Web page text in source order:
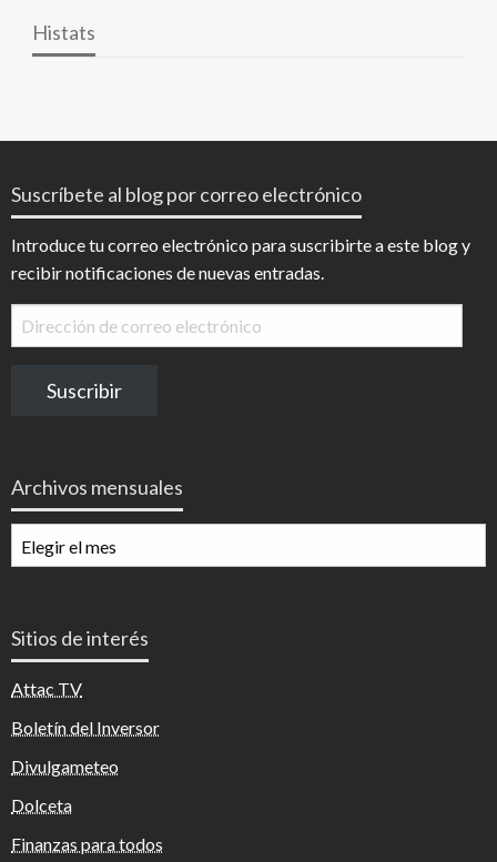
Histats
Suscríbete al blog por correo electrónico
Introduce tu correo electrónico para suscribirte a este blog y
recibir notificaciones de nuevas entradas.
Dirección
de
electrónico
Suscribir
Archivos mensuales
mensuales
Sitios de interés
Attac TV
Boletín del Inversor
Divulgameteo
Dolceta
Finanzas para todos